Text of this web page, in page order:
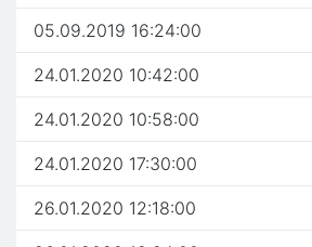
05.09.2019 16:24:00
24.01.2020 10:42:00
24.01.2020 10:58:00
24.01.2020 17:30:00
26.01.2020 12:18:00